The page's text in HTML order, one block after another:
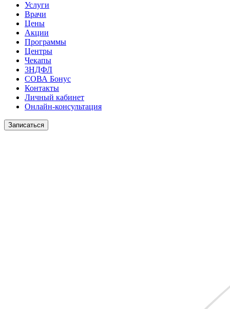
Услуги
Врачи
Цены
Акции
Программы
Центры
Чекапы
3НДФЛ
СОВА Бонус
Контакты
Личный кабинет
Онлайн-консультация
Записаться